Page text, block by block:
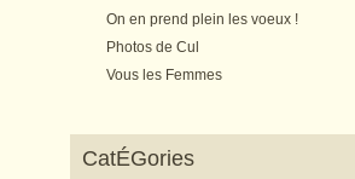
On en prend plein les voeux !
Photos de Cul
Vous les Femmes
CatÉGories